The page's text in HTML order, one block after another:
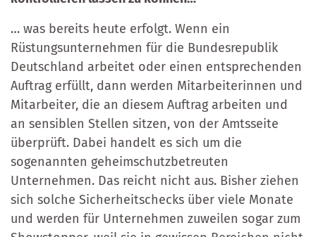
… was bereits heute erfolgt. Wenn ein
Rüstungsunternehmen für die Bundesrepublik
Deutschland arbeitet oder einen entsprechenden
Auftrag erfüllt, dann werden Mitarbeiterinnen und
Mitarbeiter, die an diesem Auftrag arbeiten und
an sensiblen Stellen sitzen, von der Amtsseite
überprüft. Dabei handelt es sich um die
sogenannten geheimschutzbetreuten
Unternehmen. Das reicht nicht aus. Bisher ziehen
sich solche Sicherheitschecks über viele Monate
und werden für Unternehmen zuweilen sogar zum